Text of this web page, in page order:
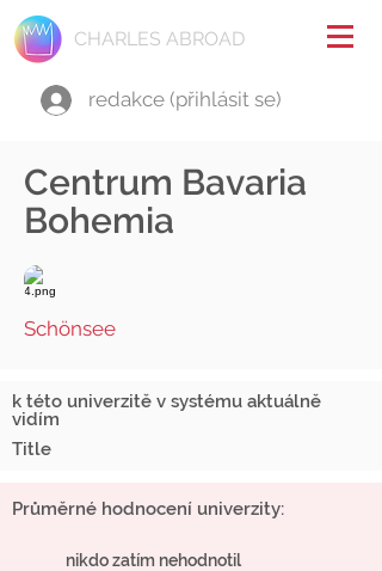
CHARLES ABROAD
redakce (přihlásit se)
Centrum Bavaria
Bohemia
Schönsee
k této univerzitě v systému aktuálně
vidím
Title
Průměrné hodnocení univerzity:
nikdo zatím nehodnotil